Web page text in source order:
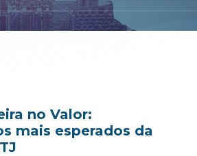
no Valor:
mais esperados da